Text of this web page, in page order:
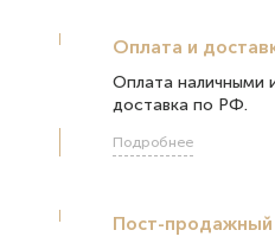
Оплата и
Оплата наличными
доставка по РФ.
Подробнее
Пост-продажный